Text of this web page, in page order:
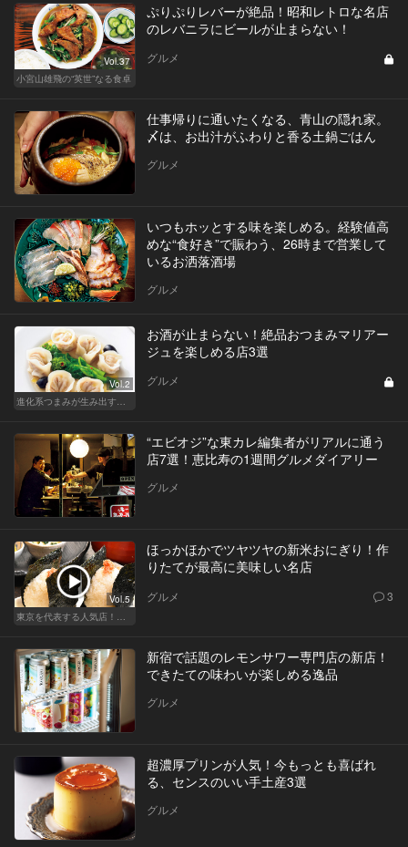
Vol.37
小宮山雄飛の“英世”なる食卓
ぷりぷりレバーが絶品！昭和レトロな名店
のレバニラにビールが止まらない！
グルメ
仕事帰りに通いたくなる、青山の隠れ家。
〆は、お出汁がふわりと香る土鍋ごはん
グルメ
いつもホッとする味を楽しめる。経験値高
めな“食好き”で賑わう、26時まで営業して
いるお洒落酒場
グルメ
Vol.2
お酒が止まらない！絶品おつまみマリアー
ジュを楽しめる店3選
グルメ
“エビオジ”な東カレ編集者がリアルに通う
店7選！恵比寿の1週間グルメダイアリー
グルメ
Vol.5
ほっかほかでツヤツヤの新米おにぎり！作
りたてが最高に美味しい名店
グルメ 3
新宿で話題のレモンサワー専門店の新店！
できたての味わいが楽しめる逸品
グルメ
超濃厚プリンが人気！今もっとも喜ばれ
る、センスのいい手土産3選
グルメ